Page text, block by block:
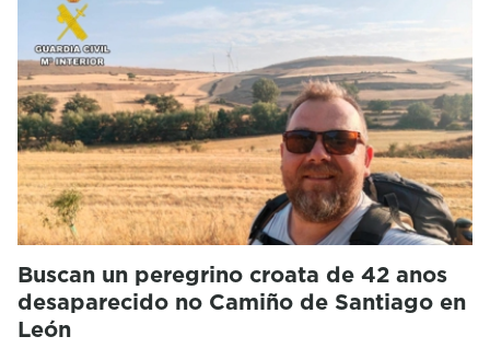
Buscan un peregrino croata de 42 anos
desaparecido no Camiño de Santiago en
León